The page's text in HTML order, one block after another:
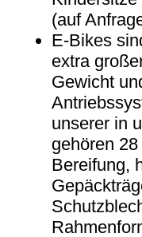
(auf
E-Bikes
extra
Gewicht
unserer in
gehören
Bereifung,